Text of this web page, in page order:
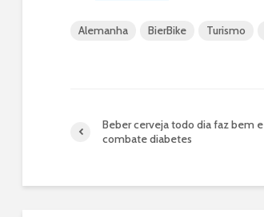
Alemanha BierBike Turismo
Beber cerveja todo dia faz bem e
combate diabetes